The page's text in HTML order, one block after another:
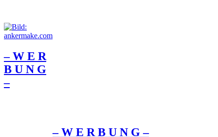
– W Ε R
Β U Ν G
–
– W Ε R Β U Ν G –